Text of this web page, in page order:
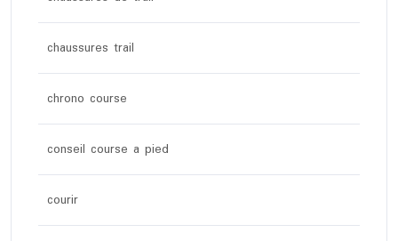
chaussures trail
chrono course
conseil course a pied
courir